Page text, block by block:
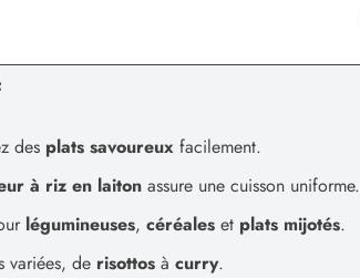
des plats savoureux facilement.
à riz en laiton assure une cuisson uniforme.
légumineuses, céréales et plats mijotés.
variées, de risottos à curry.